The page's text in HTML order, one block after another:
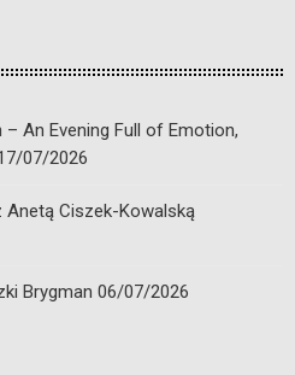
An Evening Full of Emotion,
07/2026
Anetą Ciszek-Kowalską
Brygman 06/07/2026